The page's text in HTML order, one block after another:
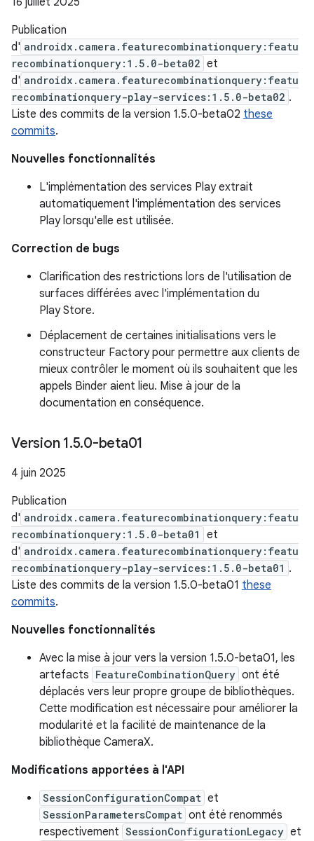
Publication
d' androidx.camera.featurecombinationquery:featu
recombinationquery:1.5.0-beta02 et
d' androidx.camera.featurecombinationquery:featu
recombinationquery-play-services:1.5.0-beta02 .
Liste des commits de la version 1.5.0-beta02 these
commits.
Nouvelles fonctionnalités
L'implémentation des services Play extrait
automatiquement l'implémentation des services
Play lorsqu'elle est utilisée.
Correction de bugs
Clarification des restrictions lors de l'utilisation de
surfaces différées avec l'implémentation du
Play Store.
Déplacement de certaines initialisations vers le
constructeur Factory pour permettre aux clients de
mieux contrôler le moment où ils souhaitent que les
appels Binder aient lieu. Mise à jour de la
documentation en conséquence.
Version 1.5.0-beta01
4 juin 2025
Publication
d' androidx.camera.featurecombinationquery:featu
recombinationquery:1.5.0-beta01
et
d' androidx.camera.featurecombinationquery:featu
recombinationquery-play-services:1.5.0-beta01 .
Liste des commits de la version 1.5.0-beta01 these
commits.
Nouvelles fonctionnalités
Avec la mise à jour vers la version 1.5.0-beta01, les
artefacts FeatureCombinationQuery ont été
déplacés vers leur propre groupe de bibliothèques.
Cette modification est nécessaire pour améliorer la
modularité et la facilité de maintenance de la
bibliothèque CameraX.
Modifications apportées à l'API
SessionConfigurationCompat et
SessionParametersCompat ont été renommés
respectivement SessionConfigurationLegacy et